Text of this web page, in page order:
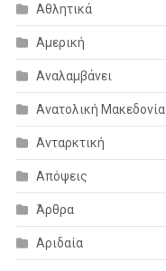
Αθλητικά
Αμερική
Αναλαμβάνει
Ανατολική Μακεδονία
Ανταρκτική
Απόψεις
Άρθρα
Αριδαία